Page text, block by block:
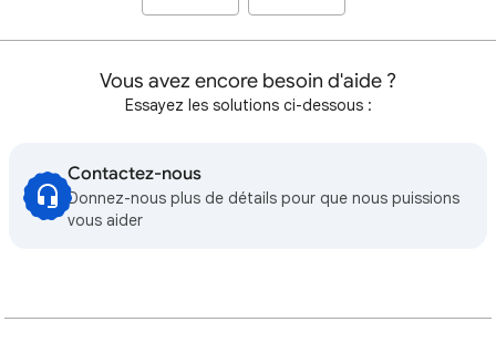
Vous avez encore besoin d'aide ?
Essayez les solutions ci-dessous :
Contactez-nous
Donnez-nous plus de détails pour que nous puissions
vous aider